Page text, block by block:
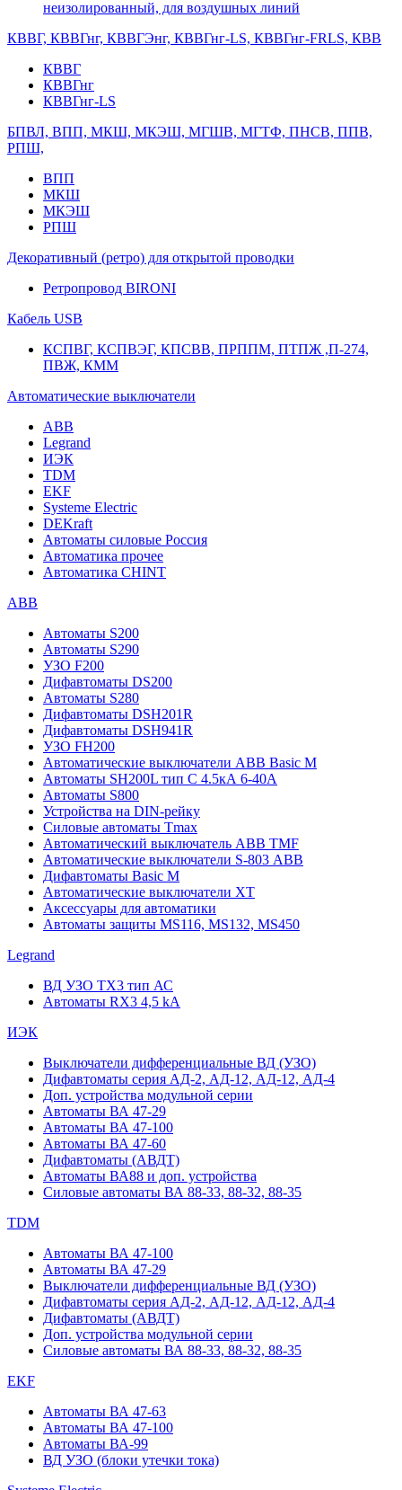
неизолированный, для воздушных линий
КВВГ, КВВГнг, КВВГЭнг, КВВГнг-LS, КВВГнг-FRLS, КВВ
КВВГ
КВВГнг
КВВГнг-LS
БПВЛ, ВПП, МКШ, МКЭШ, МГШВ, МГТФ, ПНСВ, ППВ,
РПШ,
ВПП
МКШ
МКЭШ
РПШ
Декоративный (ретро) для открытой проводки
Ретропровод BIRONI
Кабель USB
КСПВГ, КСПВЭГ, КПСВВ, ПРППМ, ПТПЖ ,П-274,
ПВЖ, КММ
Автоматические выключатели
ABB
Legrand
ИЭК
TDM
EKF
Systeme Electric
DEKraft
Автоматы силовые Россия
Автоматика прочее
Автоматика CHINT
ABB
Автоматы S200
Автоматы S290
УЗО F200
Дифавтоматы DS200
Автоматы S280
Дифавтоматы DSH201R
Дифавтоматы DSH941R
УЗО FH200
Автоматические выключатели ABB Basic M
Автоматы SH200L тип С 4.5кА 6-40А
Автоматы S800
Устройства на DIN-рейку
Силовые автоматы Tmax
Автоматический выключатель ABB TMF
Автоматические выключатели S-803 АВВ
Дифавтоматы Basic M
Автоматические выключатели XT
Аксессуары для автоматики
Автоматы защиты MS116, MS132, MS450
Legrand
ВД УЗО TX3 тип АС
Автоматы RX3 4,5 kA
ИЭК
Выключатели дифференциальные ВД (УЗО)
Дифавтоматы серия АД-2, АД-12, АД-12, АД-4
Доп. устройства модульной серии
Автоматы ВА 47-29
Автоматы ВА 47-100
Автоматы ВА 47-60
Дифавтоматы (АВДТ)
Автоматы ВА88 и доп. устройства
Силовые автоматы ВА 88-33, 88-32, 88-35
TDM
Автоматы ВА 47-100
Автоматы ВА 47-29
Выключатели дифференциальные ВД (УЗО)
Дифавтоматы серия АД-2, АД-12, АД-12, АД-4
Дифавтоматы (АВДТ)
Доп. устройства модульной серии
Силовые автоматы ВА 88-33, 88-32, 88-35
EKF
Автоматы ВА 47-63
Автоматы ВА 47-100
Автоматы ВА-99
ВД УЗО (блоки утечки тока)